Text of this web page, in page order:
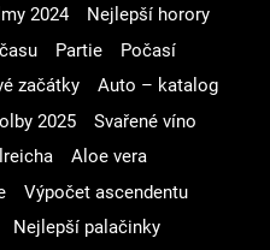
2024
Nejlepší horory
Partie
Počasí
začátky
Auto – katalog
2025
Svařené víno
Aloe vera
Výpočet ascendentu
Nejlepší palačinky